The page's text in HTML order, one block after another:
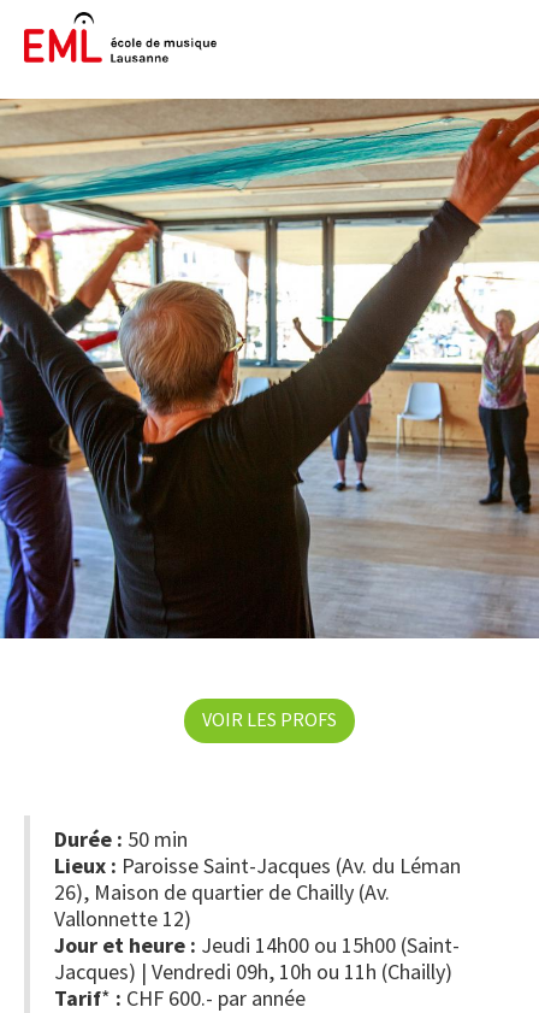
VOIR LES PROFS
Durée : 50 min
Lieux : Paroisse Saint-Jacques (Av. du Léman
26), Maison de quartier de Chailly (Av.
Vallonnette 12)
Jour et heure : Jeudi 14h00 ou 15h00 (Saint-
Jacques) | Vendredi 09h, 10h ou 11h (Chailly)
Tarif* : CHF 600.- par année